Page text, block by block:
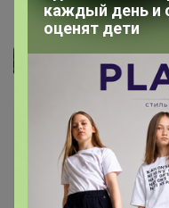
каждый день и
оценят дети